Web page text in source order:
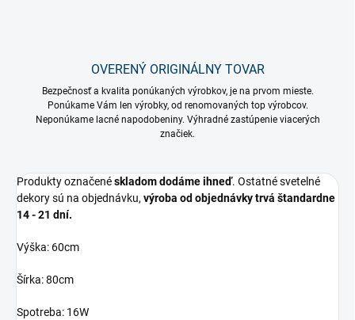
OVERENÝ ORIGINÁLNY TOVAR
Bezpečnosť a kvalita ponúkaných výrobkov, je na prvom mieste.
Ponúkame Vám len výrobky, od renomovaných top výrobcov.
Neponúkame lacné napodobeniny. Výhradné zastúpenie viacerých
značiek.
Produkty označenéskladom dodáme ihneď. Ostatné svetelné
dekory sú na objednávku, výroba od objednávky trvá štandardne
14 - 21 dní.
Výška: 60cm
Šírka: 80cm
Spotreba: 16W